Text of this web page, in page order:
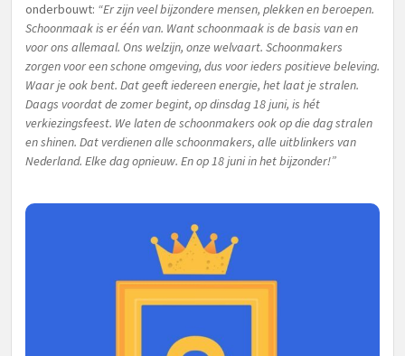
onderbouwt: “Er zijn veel bijzondere mensen, plekken en beroepen.
Schoonmaak is er één van. Want schoonmaak is de basis van en
voor ons allemaal. Ons welzijn, onze welvaart. Schoonmakers
zorgen voor een schone omgeving, dus voor ieders positieve beleving.
Waar je ook bent. Dat geeft iedereen energie, het laat je stralen.
Daags voordat de zomer begint, op dinsdag 18 juni, is hét
verkiezingsfeest. We laten de schoonmakers ook op die dag stralen
en shinen. Dat verdienen alle schoonmakers, alle uitblinkers van
Nederland. Elke dag opnieuw. En op 18 juni in het bijzonder!”